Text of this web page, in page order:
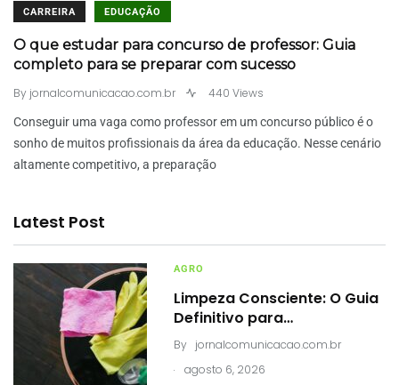
CARREIRA EDUCAÇÃO
O que estudar para concurso de professor: Guia
completo para se preparar com sucesso
By jornalcomunicacao.com.br 440 Views
Conseguir uma vaga como professor em um concurso público é o
sonho de muitos profissionais da área da educação. Nesse cenário
altamente competitivo, a preparação
Latest Post
AGRO
Limpeza Consciente: O Guia
Definitivo para…
By jornalcomunicacao.com.br
.
agosto 6, 2026